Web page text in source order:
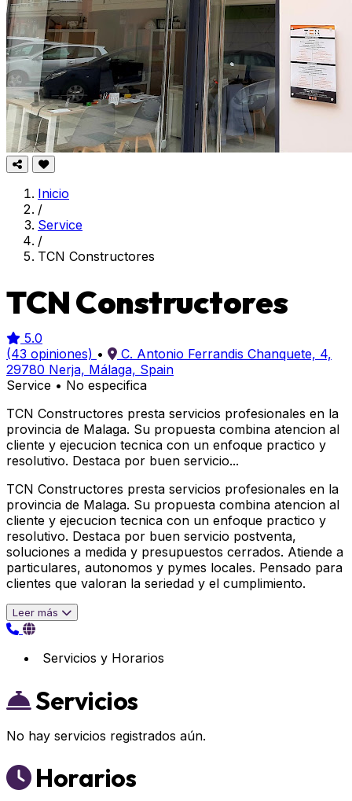
Inicio
/
Service
/
TCN Constructores
TCN Constructores
5.0
(43 opiniones) •
C. Antonio Ferrandis Chanquete, 4,
29780 Nerja, Málaga, Spain
Service • No especifica
TCN Constructores presta servicios profesionales en la
provincia de Malaga. Su propuesta combina atencion al
cliente y ejecucion tecnica con un enfoque practico y
resolutivo. Destaca por buen servicio...
TCN Constructores presta servicios profesionales en la
provincia de Malaga. Su propuesta combina atencion al
cliente y ejecucion tecnica con un enfoque practico y
resolutivo. Destaca por buen servicio postventa,
soluciones a medida y presupuestos cerrados. Atiende a
particulares, autonomos y pymes locales. Pensado para
clientes que valoran la seriedad y el cumplimiento.
Leer más
Servicios y Horarios
Servicios
No hay servicios registrados aún.
Horarios